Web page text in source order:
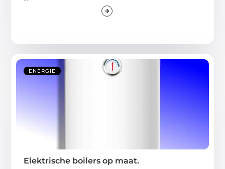
ENERGIE
Elektrische boilers op maat.